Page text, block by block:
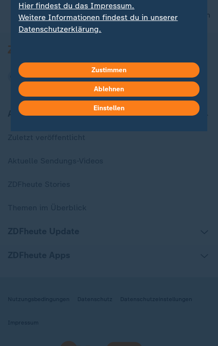
nach oben
Aktuell bei ZDFheute
Nutzungsbedingungen Datenschutz Datenschutzeinstellungen
Impressum
Hier findest du das Impressum.
Weitere Informationen findest du in unserer
Datenschutzerklärung.
Zustimmen
Ablehnen
Einstellen